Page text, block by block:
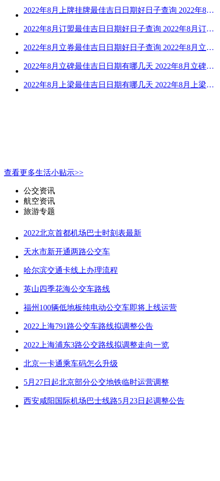
2022年8月上牌挂牌最佳吉日日期好日子查询 2022年8月上牌吉日精选
2022年8月订盟最佳吉日日期好日子查询 2022年8月订盟黄道吉日一览
2022年8月立券最佳吉日日期好日子查询 2022年8月立券的黄道吉日一览
2022年8月立碑最佳吉日日期有哪几天 2022年8月立碑吉日查询
2022年8月上梁最佳吉日日期有哪几天 2022年8月上梁的黄道吉日
查看更多生活小贴示>>
公交资讯
航空资讯
旅游专题
2022北京首都机场巴士时刻表最新
天水市新开通两路公交车
哈尔滨交通卡线上办理流程
英山四季花海公交车路线
福州100辆低地板纯电动公交车即将上线运营
2022上海791路公交车路线拟调整公告
2022上海浦东3路公交路线拟调整走向一览
北京一卡通乘车码怎么升级
5月27日起北京部分公交地铁临时运营调整
西安咸阳国际机场巴士线路5月23日起调整公告